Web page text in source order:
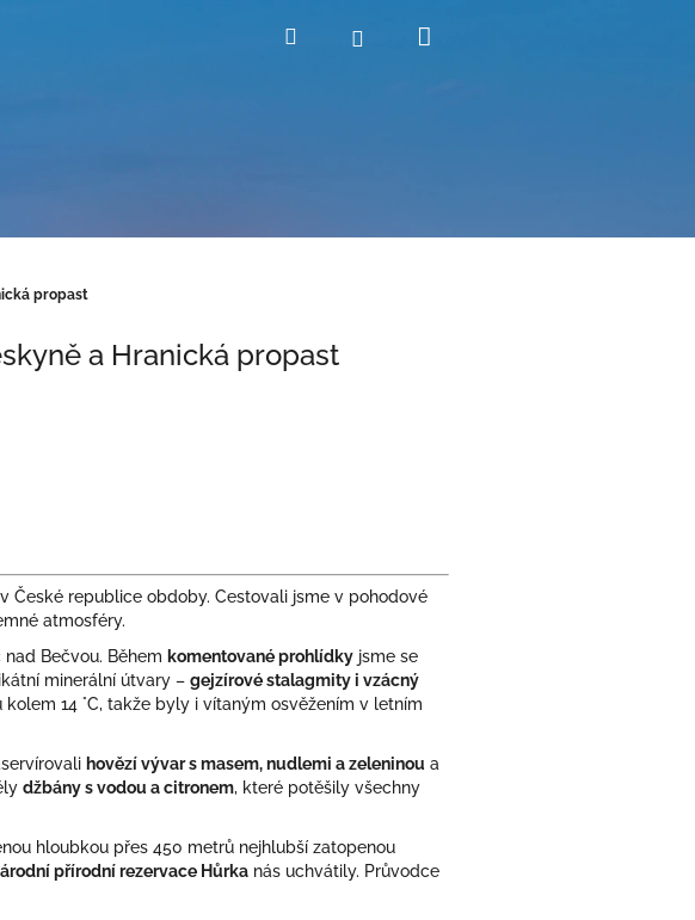
Hledat Přihlášení
propast
a Hranická propast
České republice obdoby. Cestovali jsme v pohodové
atmosféry.
Bečvou. Během komentované prohlídky jsme se
minerální útvary – gejzírové stalagmity i vzácný
14 °C, takže byly i vítaným osvěžením v letním
hovězí vývar s masem, nudlemi a zeleninou a
džbány s vodou a citronem, které potěšily všechny
hloubkou přes 450 metrů nejhlubší zatopenou
přírodní rezervace Hůrka nás uchvátily. Průvodce